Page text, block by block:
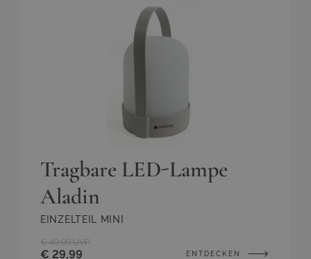
Tragbare LED-Lampe
Aladin
EINZELTEIL MINI
€ 29,99
€ 49,99 UVP
ENTDECKEN